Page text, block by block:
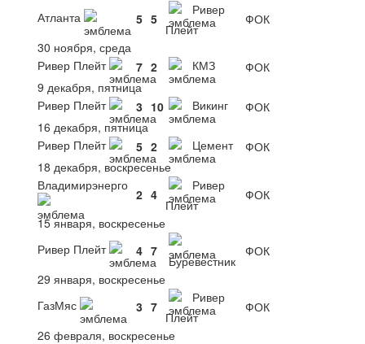
Атланта
5 5
Ривер
Плейт
ФОК
30 ноября, среда
Ривер Плейт
7 2 КМЗ
ФОК
9 декабря, пятница
Ривер Плейт
3 10 Викинг
ФОК
16 декабря, пятница
Ривер Плейт
5 2 Цемент
ФОК
18 декабря, воскресенье
Владимирэнерго
2 4
Ривер
Плейт
ФОК
15 января, воскресенье
Ривер Плейт
4 7
Буревестник
ФОК
29 января, воскресенье
ГазМяс
3 7
Ривер
Плейт
ФОК
26 февраля, воскресенье